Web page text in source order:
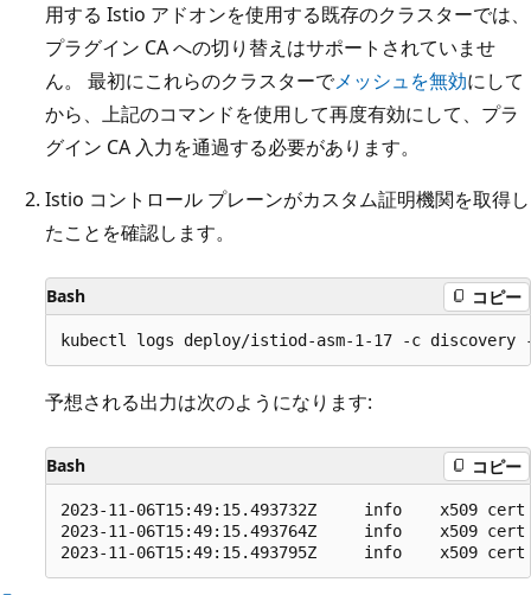
用する Istio アドオンを使用する既存のクラスターでは、
プラグイン CA への切り替えはサポートされていませ
ん。 最初にこれらのクラスターでメッシュを無効にして
から、上記のコマンドを使用して再度有効にして、プラ
グイン CA 入力を通過する必要があります。
Istio コントロール プレーンがカスタム証明機関を取得し
たことを確認します。
Bash コピー
予想される出力は次のようになります:
Bash コピー
2023-11-06T15:49:15.493732Z     info    x509 cert
2023-11-06T15:49:15.493764Z     info    x509 cert